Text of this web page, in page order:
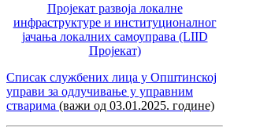
Пројекат развоја локалне
инфраструктуре и институционалног
јачања локалних самоуправa (LIID
Пројекат)
Списак службених лица у Општинској
управи за одлучивање у управним
стварима (важи од 03.01.2025. године)